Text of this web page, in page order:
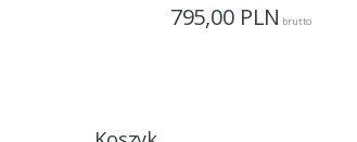
795,00 PLN brutto